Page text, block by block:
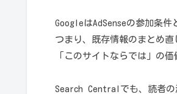
GoogleはAdSenseの参加条件
つまり、既存情報のまとめ
「このサイトならでは」の
Search Centralでも、読者の